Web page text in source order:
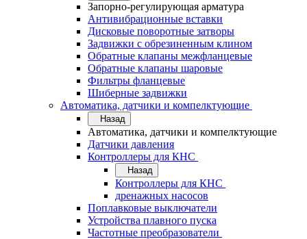
Запорно-регулирующая арматура
Антивибрационные вставки
Дисковые поворотные затворы
Задвижки с обрезиненным клином
Обратные клапаны межфланцевые
Обратные клапаны шаровые
Фильтры фланцевые
Шиберные задвижки
Автоматика, датчики и компелктующие
Назад
Автоматика, датчики и компелктующие
Датчики давления
Контроллеры для КНС
Назад
Контроллеры для КНС
дренажных насосов
Поплавковые выключатели
Устройства плавного пуска
Частотные преобразователи